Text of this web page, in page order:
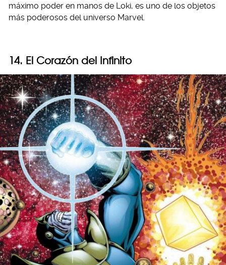
máximo poder en manos de Loki, es uno de los objetos
más poderosos del universo Marvel.
14. El Corazón del Infinito